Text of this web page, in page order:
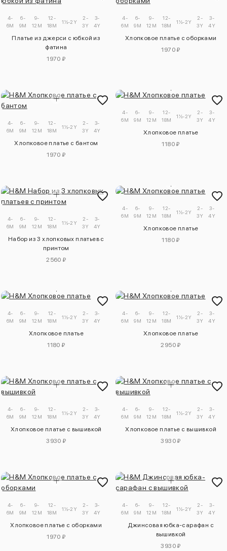
4-
6M
6-
9M
9-
12M
12-
18M
1½-2Y
2-
3Y
3-
4Y
Платье из джерси с юбкой из
фатина
1970 ₽
4-
6M
6-
9M
9-
12M
12-
18M
1½-2Y
2-
3Y
3-
4Y
Хлопковое платье с оборками
1970 ₽
4-
6M
6-
9M
9-
12M
12-
18M
1½-2Y
2-
3Y
3-
4Y
Хлопковое платье с бантом
1970 ₽
4-
6M
6-
9M
9-
12M
12-
18M
1½-2Y
2-
3Y
3-
4Y
Хлопковое платье
1180 ₽
4-
6M
6-
9M
9-
12M
12-
18M
1½-2Y
2-
3Y
3-
4Y
Набор из 3 хлопковых платьев с
принтом
2560 ₽
4-
6M
6-
9M
9-
12M
12-
18M
1½-2Y
2-
3Y
3-
4Y
Хлопковое платье
1180 ₽
4-
6M
6-
9M
9-
12M
12-
18M
1½-2Y
2-
3Y
3-
4Y
Хлопковое платье
1180 ₽
4-
6M
6-
9M
9-
12M
12-
18M
1½-2Y
2-
3Y
3-
4Y
Хлопковое платье
2950 ₽
4-
6M
6-
9M
9-
12M
12-
18M
1½-2Y
2-
3Y
3-
4Y
Хлопковое платье с вышивкой
3930 ₽
4-
6M
6-
9M
9-
12M
12-
18M
1½-2Y
2-
3Y
3-
4Y
Хлопковое платье с вышивкой
3930 ₽
4-
6M
6-
9M
9-
12M
12-
18M
1½-2Y
2-
3Y
3-
4Y
Хлопковое платье с оборками
1970 ₽
4-
6M
6-
9M
9-
12M
12-
18M
1½-2Y
2-
3Y
3-
4Y
Джинсовая юбка-сарафан с
вышивкой
3930 ₽